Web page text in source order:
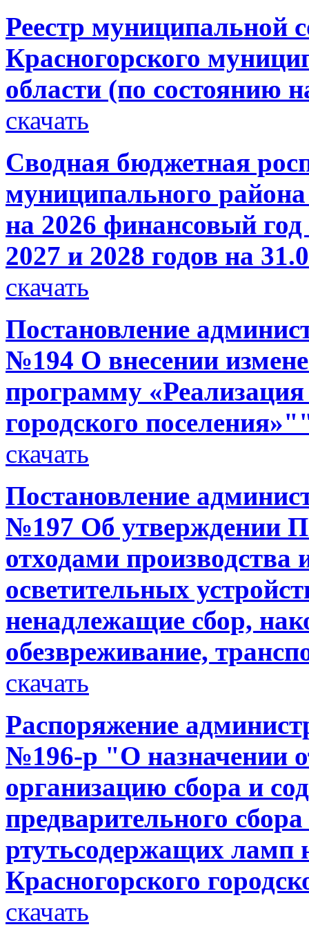
Реестр муниципальной
Красногорского
области (по состоянию
скачать
Сводная бюджетная
муниципального
на 2026 финансовый
2027 и 2028 годов на
скачать
Постановление
№194 О внесении
программу
городского
скачать
Постановление
№197 Об утверждении
отходами производства
осветительных
ненадлежащие сбор,
обезвреживание,
скачать
Распоряжение
№196-р "О назначении
организацию сбора и
предварительного
ртутьсодержащих ламп
Красногорского
скачать